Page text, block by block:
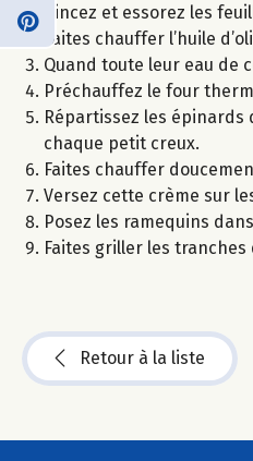
Rincez et essorez les
Faites chauffer l’huile
Quand toute leur eau de
Préchauffez le four
Répartissez les épinards
chaque petit creux.
Faites chauffer
Versez cette crème sur
Posez les ramequins
Faites griller les
Retour à la liste